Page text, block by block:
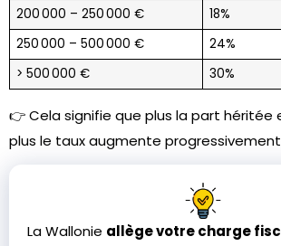
200 000 – 250 000 €
18%
250 000 – 500 000 €
24%
> 500 000 €
30%
👉 Cela signifie que plus la part
plus le taux augmente
La Wallonie allège votre charge